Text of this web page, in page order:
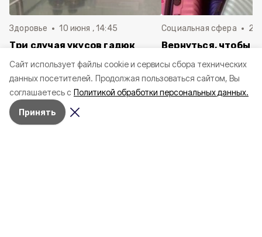
Cайт использует файлы cookie и сервисы сбора технических
данных посетителей. Продолжая пользоваться сайтом, Вы
соглашаетесь с Политикой обработки персональных данных.
Принять
Здоровье 10 июня , 14:45
Три случая укусов гадюк
Белгородской области с
начала года
Социальная сфера 20
Вернуться, чтобы
в Белгородскую
пять лет